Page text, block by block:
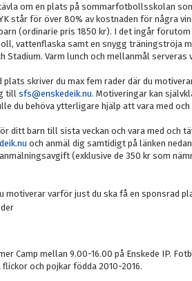
om en plats på sommarfotbollsskolan
står för över 80% av kostnaden för några
(ordinarie pris 1850 kr). I det ingår
vattenflaska samt en snygg träningströja
Stadium. Varm lunch och mellanmål serveras
skriver du max fem rader där du
till sfs@enskedeik.nu. Motiveringar kan
du behöva ytterligare hjälp att vara med
ditt barn till sista veckan och vara med och
och anmäl dig samtidigt på länken
(exklusive de 350 kr som
motiverar varför just du ska få en sponsrad
Camp mellan 9.00-16.00 på Enskede IP.
och pojkar födda 2010-2016.